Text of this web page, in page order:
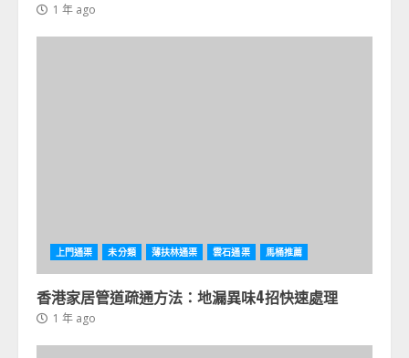
1 年 ago
上門通渠 未分類 薄扶林通渠 雲石通渠 馬桶推薦
香港家居管道疏通方法：地漏異味4招快速處理
1 年 ago